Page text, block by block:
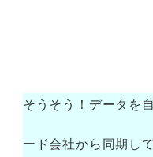
そうそう！データを
ード会社から同期し